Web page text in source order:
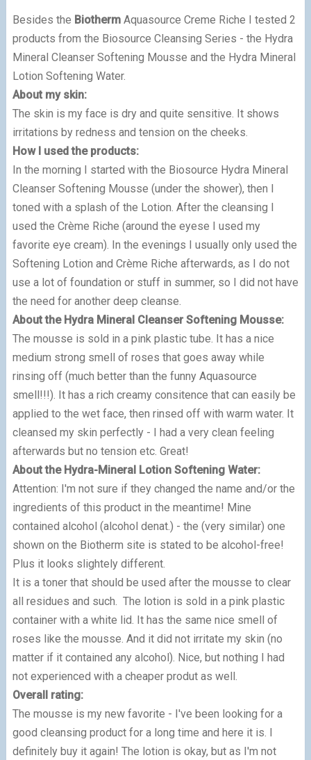
Besides the BiothermAquasource Creme Riche I tested 2
products from the Biosource Cleansing Series - the Hydra
Mineral Cleanser Softening Mousse and the Hydra Mineral
Lotion Softening Water.
About my skin:
The skin is my face is dry and quite sensitive. It shows
irritations by redness and tension on the cheeks.
How I used the products:
In the morning I started with the Biosource Hydra Mineral
Cleanser Softening Mousse (under the shower), then I
toned with a splash of the Lotion. After the cleansing I
used the Crème Riche (around the eyese I used my
favorite eye cream). In the evenings I usually only used the
Softening Lotion and Crème Riche afterwards, as I do not
use a lot of foundation or stuff in summer, so I did not have
the need for another deep cleanse.
About the Hydra Mineral Cleanser Softening Mousse:
The mousse is sold in a pink plastic tube. It has a nice
medium strong smell of roses that goes away while
rinsing off (much better than the funny Aquasource
smell!!!). It has a rich creamy consitence that can easily be
applied to the wet face, then rinsed off with warm water. It
cleansed my skin perfectly - I had a very clean feeling
afterwards but no tension etc. Great!
About the Hydra-Mineral Lotion Softening Water:
Attention: I'm not sure if they changed the name and/or the
ingredients of this product in the meantime! Mine
contained alcohol (alcohol denat.) - the (very similar) one
shown on the Biotherm site is stated to be alcohol-free!
Plus it looks slightely different.
It is a toner that should be used after the mousse to clear
all residues and such. The lotion is sold in a pink plastic
container with a white lid. It has the same nice smell of
roses like the mousse. And it did not irritate my skin (no
matter if it contained any alcohol). Nice, but nothing I had
not experienced with a cheaper produt as well.
Overall rating:
The mousse is my new favorite - I've been looking for a
good cleansing product for a long time and here it is. I
definitely buy it again! The lotion is okay, but as I'm not